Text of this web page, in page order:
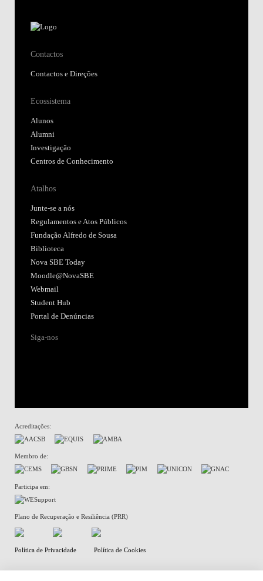
Contactos
Contactos e Direções
Ecossistema
Alunos
Alumni
Investigação
Centros de Conhecimento
Atalhos
Junte-se a nós
Regulamentos e Atos Públicos
Fundação Alfredo de Sousa
Biblioteca
Nova SBE Today
Moodle@NovaSBE
Webmail
Student Hub
Portal de Denúncias
Siga-nos
Acreditações:
Membro de:
Participa em:
Plano de Recuperação e Resiliência (PRR)
Política de Privacidade Política de Cookies